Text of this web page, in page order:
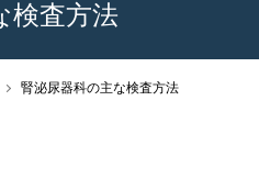
検査方法
腎泌尿器科の主な検査方法